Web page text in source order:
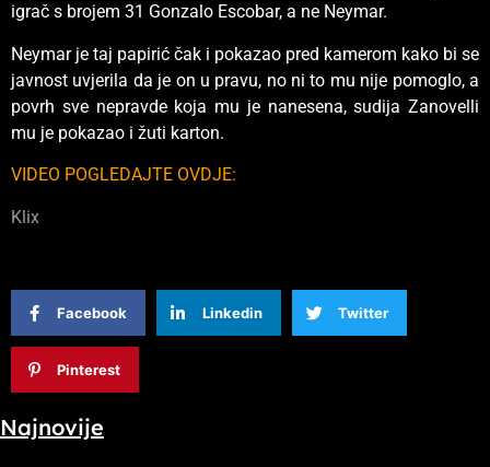
igrač s brojem 31 Gonzalo Escobar, a ne Neymar.
Neymar je taj papirić čak i pokazao pred kamerom kako bi se
javnost uvjerila da je on u pravu, no ni to mu nije pomoglo, a
povrh sve nepravde koja mu je nanesena, sudija Zanovelli
mu je pokazao i žuti karton.
VIDEO POGLEDAJTE OVDJE:
Klix
Facebook Linkedin Twitter
Pinterest
Najnovije